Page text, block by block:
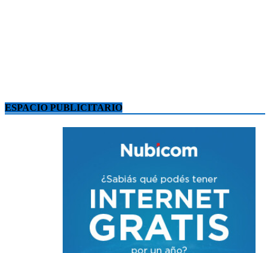
ESPACIO PUBLICITARIO